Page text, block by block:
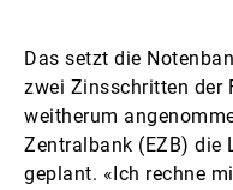
Das setzt die
zwei Zinsschritten der
weitherum
Zentralbank (EZB) die
geplant. «Ich rechne